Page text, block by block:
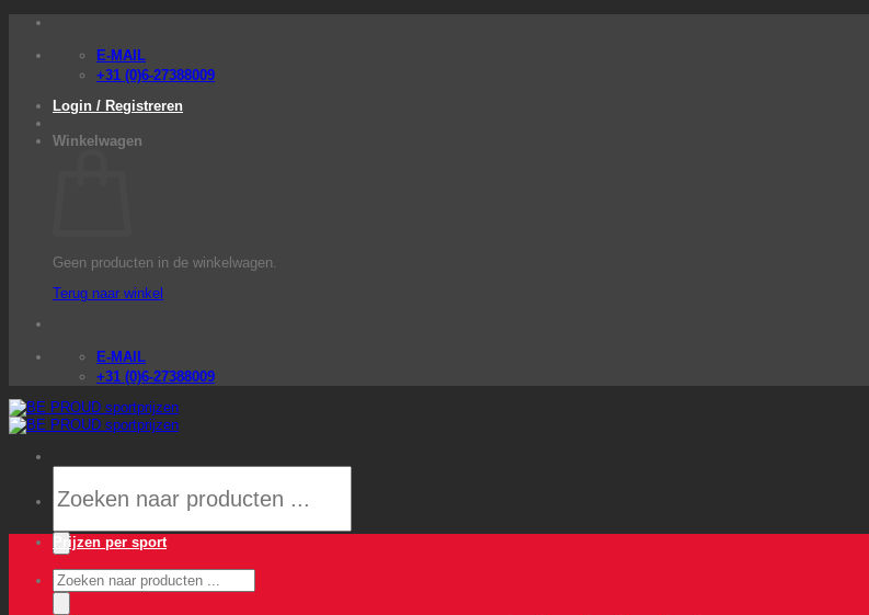
inhoud
E-MAIL
+31 (0)6-27388009
Login / Registreren
Winkelwagen
Geen producten in de winkelwagen.
Terug naar winkel
E-MAIL
+31 (0)6-27388009
zoeken
Producten
zoeken
Prijzen per sport